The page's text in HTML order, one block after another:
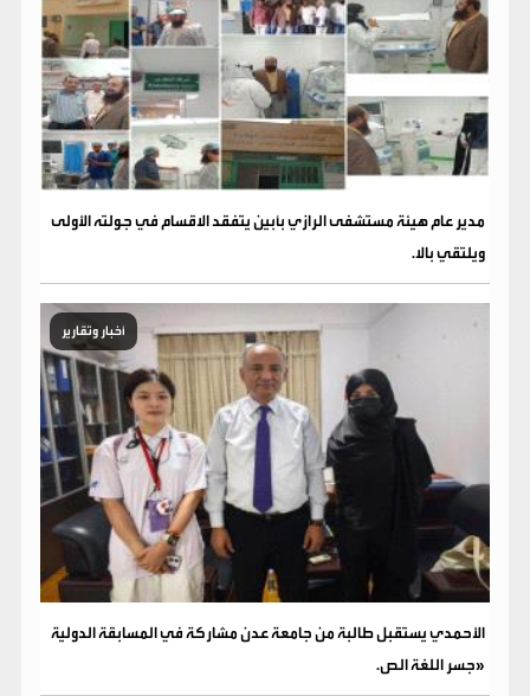
مدير عام هيئة مستشفى الرازي بأبين يتفقد الاقسام في جولته الأولى
ويلتقي بالا.
أخبار وتقارير
الأحمدي يستقبل طالبة من جامعة عدن مشاركة في المسابقة الدولية
«جسر اللغة الص.